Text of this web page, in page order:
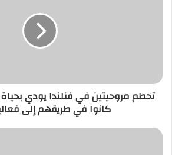
أعمال
كانوا
إلى
تحطم مروحيتين في فنلندا يودي
كانوا في طريقهم إلى
اتفاقية